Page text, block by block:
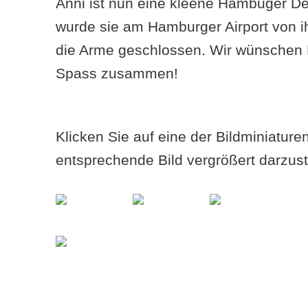
wurde sie am Hamburger Airport von
die Arme geschlossen. Wir
Spass zusammen!
Klicken Sie auf eine der
entsprechende Bild vergrößert